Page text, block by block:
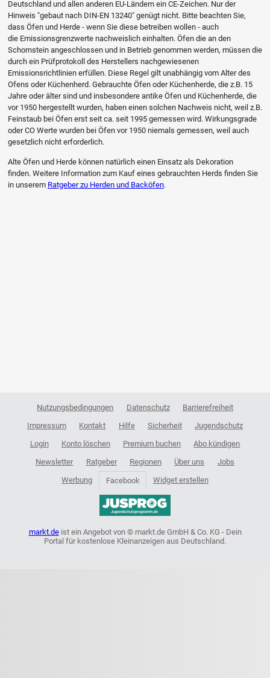
Deutschland und allen anderen EU-Ländern ein CE-Zeichen. Nur der
Hinweis "gebaut nach DIN-EN 13240" genügt nicht. Bitte beachten Sie,
dass Öfen und Herde - wenn Sie diese betreiben wollen - auch
die Emissionsgrenzwerte nachweislich einhalten. Öfen die an den
Schornstein angeschlossen und in Betrieb genommen werden, müssen die
durch ein Prüfprotokoll des Herstellers nachgewiesenen
Emissionsrichtlinien erfüllen. Diese Regel gilt unabhängig vom Alter des
Ofens oder Küchenherd. Gebrauchte Öfen oder Küchenherde, die z.B. 15
Jahre oder älter sind und insbesondere antike Öfen und Küchenherde, die
vor 1950 hergestellt wurden, haben einen solchen Nachweis nicht, weil z.B.
Feinstaub bei Öfen erst seit ca. seit 1995 gemessen wird. Wirkungsgrade
oder CO Werte wurden bei Öfen vor 1950 niemals gemessen, weil auch
gesetzlich nicht erforderlich.
Alte Öfen und Herde können natürlich einen Einsatz als Dekoration
finden. Weitere Information zum Kauf eines gebrauchten Herds finden Sie
in unserem Ratgeber zu Herden und Backöfen.
Nutzungsbedingungen Datenschutz
Barrierefreiheit
Impressum
Kontakt Hilfe Sicherheit
Jugendschutz
Login
Konto löschen Premium buchen
Abo kündigen
Newsletter
Ratgeber Regionen Über uns
Jobs
Werbung
Facebook Widget erstellen
markt.deist ein Angebot von © markt.de GmbH & Co. KG - Dein
Portal für kostenlose Kleinanzeigen aus Deutschland.